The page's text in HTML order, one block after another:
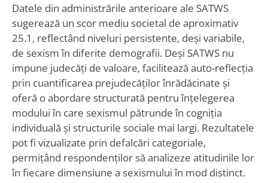
Datele din administrările anterioare ale SATWS
sugerează un scor mediu societal de aproximativ
25.1, reflectând niveluri persistente, deși variabile,
de sexism în diferite demografii. Deși SATWS nu
impune judecăți de valoare, facilitează auto-reflecția
prin cuantificarea prejudecăților înrădăcinate și
oferă o abordare structurată pentru înțelegerea
modului în care sexismul pătrunde în cogniția
individuală și structurile sociale mai largi. Rezultatele
pot fi vizualizate prin defalcări categoriale,
permițând respondenților să analizeze atitudinile lor
în fiecare dimensiune a sexismului în mod distinct.